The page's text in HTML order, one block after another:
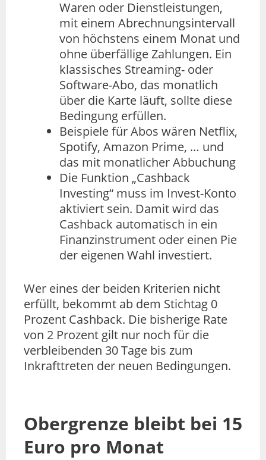
Waren oder Dienstleistungen,
mit einem Abrechnungsintervall
von höchstens einem Monat und
ohne überfällige Zahlungen. Ein
klassisches Streaming- oder
Software-Abo, das monatlich
über die Karte läuft, sollte diese
Bedingung erfüllen.
Beispiele für Abos wären Netflix,
Spotify, Amazon Prime, … und
das mit monatlicher Abbuchung
Die Funktion „Cashback
Investing“ muss im Invest-Konto
aktiviert sein. Damit wird das
Cashback automatisch in ein
Finanzinstrument oder einen Pie
der eigenen Wahl investiert.
Wer eines der beiden Kriterien nicht
erfüllt, bekommt ab dem Stichtag 0
Prozent Cashback. Die bisherige Rate
von 2 Prozent gilt nur noch für die
verbleibenden 30 Tage bis zum
Inkrafttreten der neuen Bedingungen.
Obergrenze bleibt bei 15
Euro pro Monat